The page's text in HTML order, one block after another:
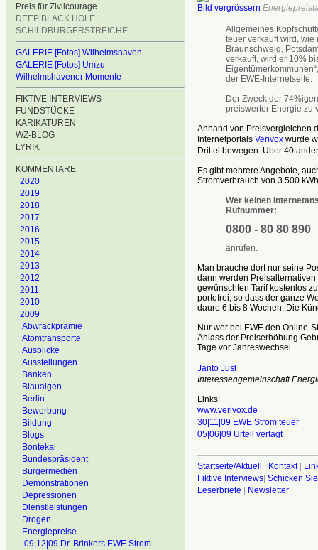
Preis für Zivilcourage
DEEP BLACK HOLE
SCHILDBÜRGERSTREICHE
GALERIE [Fotos] Wilhelmshaven
GALERIE [Fotos] Umzu
Wilhelmshavener Momente
FIKTIVE INTERVIEWS
FUNDSTÜCKE
KARIKATUREN
WZ-BLOG
LYRIK
KOMMENTARE
2020
2019
2018
2017
2016
2015
2014
2013
2012
2011
2010
2009
Abwrackprämie
Atomtransporte
Ausblicke
Ausstellungen
Banken
Blaualgen
Berlin
Bewerbung
Bildung
Blogs
Bontekai
Bundespräsident
Bürgermedien
Demonstrationen
Depressionen
Dienstleistungen
Drogen
Energiepreise
09|12|09 Dr. Brinkers EWE Strom
Bild vergrössern
Allgemeines
teuer verkauft wird, wie
Braunschweig,
verkauft, wird er 10%
der EWE-Internetseite.
Der Zweck der
preiswerter Energie zu
Anhand von Preisvergleichen
Internetportals Verivoxwurde
Drittel bewegen. Über 40
Es gibt mehrere Angebote,
Stromverbrauch von 3.500
Wer keinen
Rufnummer:
0800 - 80 80 890
anrufen.
Man brauche dort nur seine
dann werden
gewünschten Tarif kostenlos
portofrei, so dass der ganze
daure 6 bis 8 Wochen. Die
Nur wer bei EWE den Online-
Anlass der Preiserhöhung
Tage vor Jahreswechsel.
Janto Just
Interessengemeinschaft
Links:
www.verivox.de
30|11|09 EWE Strom teuer
05|06|09 Urteil vertagt
Startseite/Aktuell Kontakt|
Fiktive Interviews| Schicken
Leserbriefe
Newsletter|